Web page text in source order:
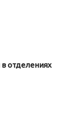
отделениях